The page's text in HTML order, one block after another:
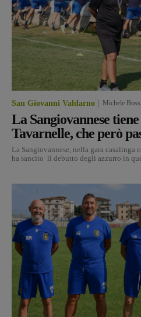
San Giovanni Valdarno Michele
La Sangiovannese
Tavarnelle, che però
La Sangiovannese, nella gara casalinga
ha sancito il debutto degli azzurro in